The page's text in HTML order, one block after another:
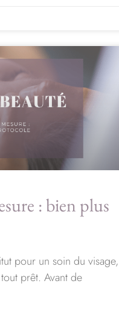
: bien plus
pour un soin du visage,
prêt. Avant de